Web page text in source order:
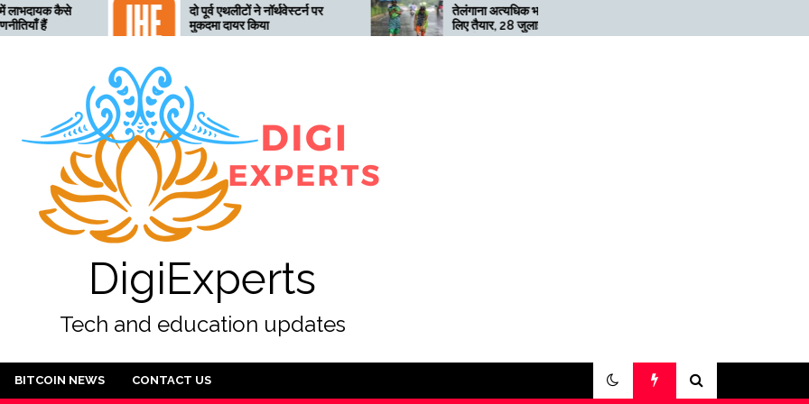
दो पूर्व एथलीटों ने नॉर्थवेस्टर्न पर
मुकदमा दायर किया
तेलंगाना अत्यधिक भारी बारिश के
लिए तैयार, 28 जुलाई तक ‘रेड’
अलर्ट जारी
हुई तो खनन लाभदायक नहीं है
DigiExperts
Tech and education updates
BITCOIN NEWS CONTACT US